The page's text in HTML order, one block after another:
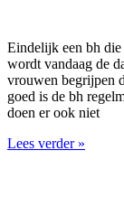
Eindelijk een bh
wordt vandaag de
vrouwen begrijpen
goed is de bh
doen er ook niet
Lees verder »